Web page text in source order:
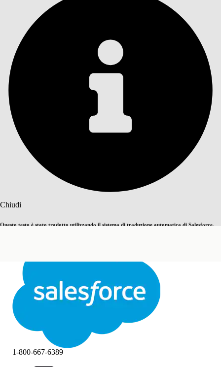
Chiudi
Questo testo è stato tradotto utilizzando il sistema di traduzione automatica di Salesforce.
Chiudi Chiudi
SOMMARIO
1-800-667-6389